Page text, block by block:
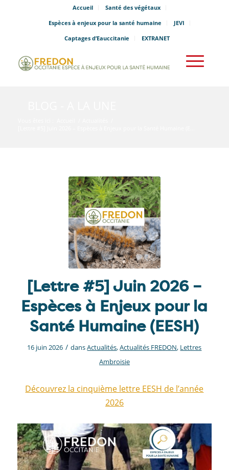
Accueil
Santé des végétaux
Espèces à enjeux pour la santé humaine
JEVI
Captages d’Eauccitanie
EXTRANET
[Lettre #5] Juin 2026 –
Espèces à Enjeux pour la
Santé Humaine (EESH)
16 juin 2026 / dansActualités,Actualités FREDON, Lettres
Ambroisie
Découvrez la cinquième lettre EESH de l’année
2026